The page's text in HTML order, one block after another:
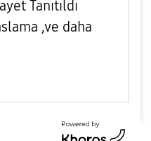
Tanıtıldı
,ve daha